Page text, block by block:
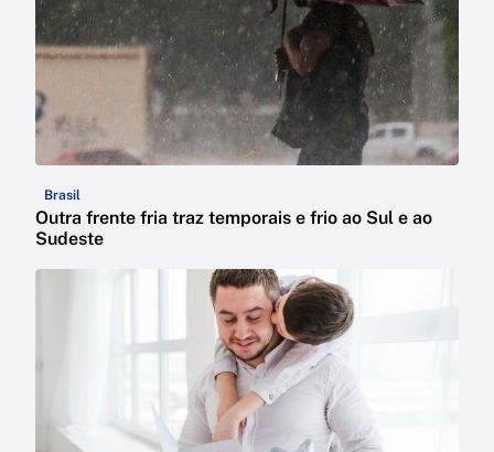
Brasil
Outra frente fria traz temporais e frio ao Sul e ao
Sudeste